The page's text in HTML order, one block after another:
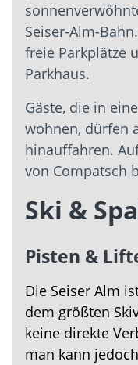
Seiser-Alm-
freie Parkplätze
Parkhaus.
Gäste, die in
wohnen, dürfen
hinauffahren.
von Compatsch
Ski &
Pisten &
Die Seiser Alm
dem größten
keine direkte
man kann